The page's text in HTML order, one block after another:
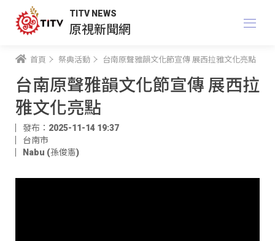
TITV NEWS
原視新聞網
首頁 祭典活動 台南原聲雅韻文化節宣傳 展西拉雅文化亮點
台南原聲雅韻文化節宣傳 展西拉
雅文化亮點
發布：2025-11-14 19:37
台南市
Nabu (孫俊憲)